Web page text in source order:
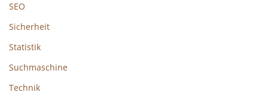
SEO
Sicherheit
Statistik
Suchmaschine
Technik